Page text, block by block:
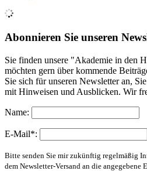
Abonnieren Sie unseren
Sie finden unsere "Akademie in den
möchten gern über kommende
Sie sich für unseren Newsletter an,
mit Hinweisen und Ausblicken. Wir
Name:
E-Mail*:
Bitte senden Sie mir zukünftig regelmäßig
dem Newsletter-Versand an die angegebene